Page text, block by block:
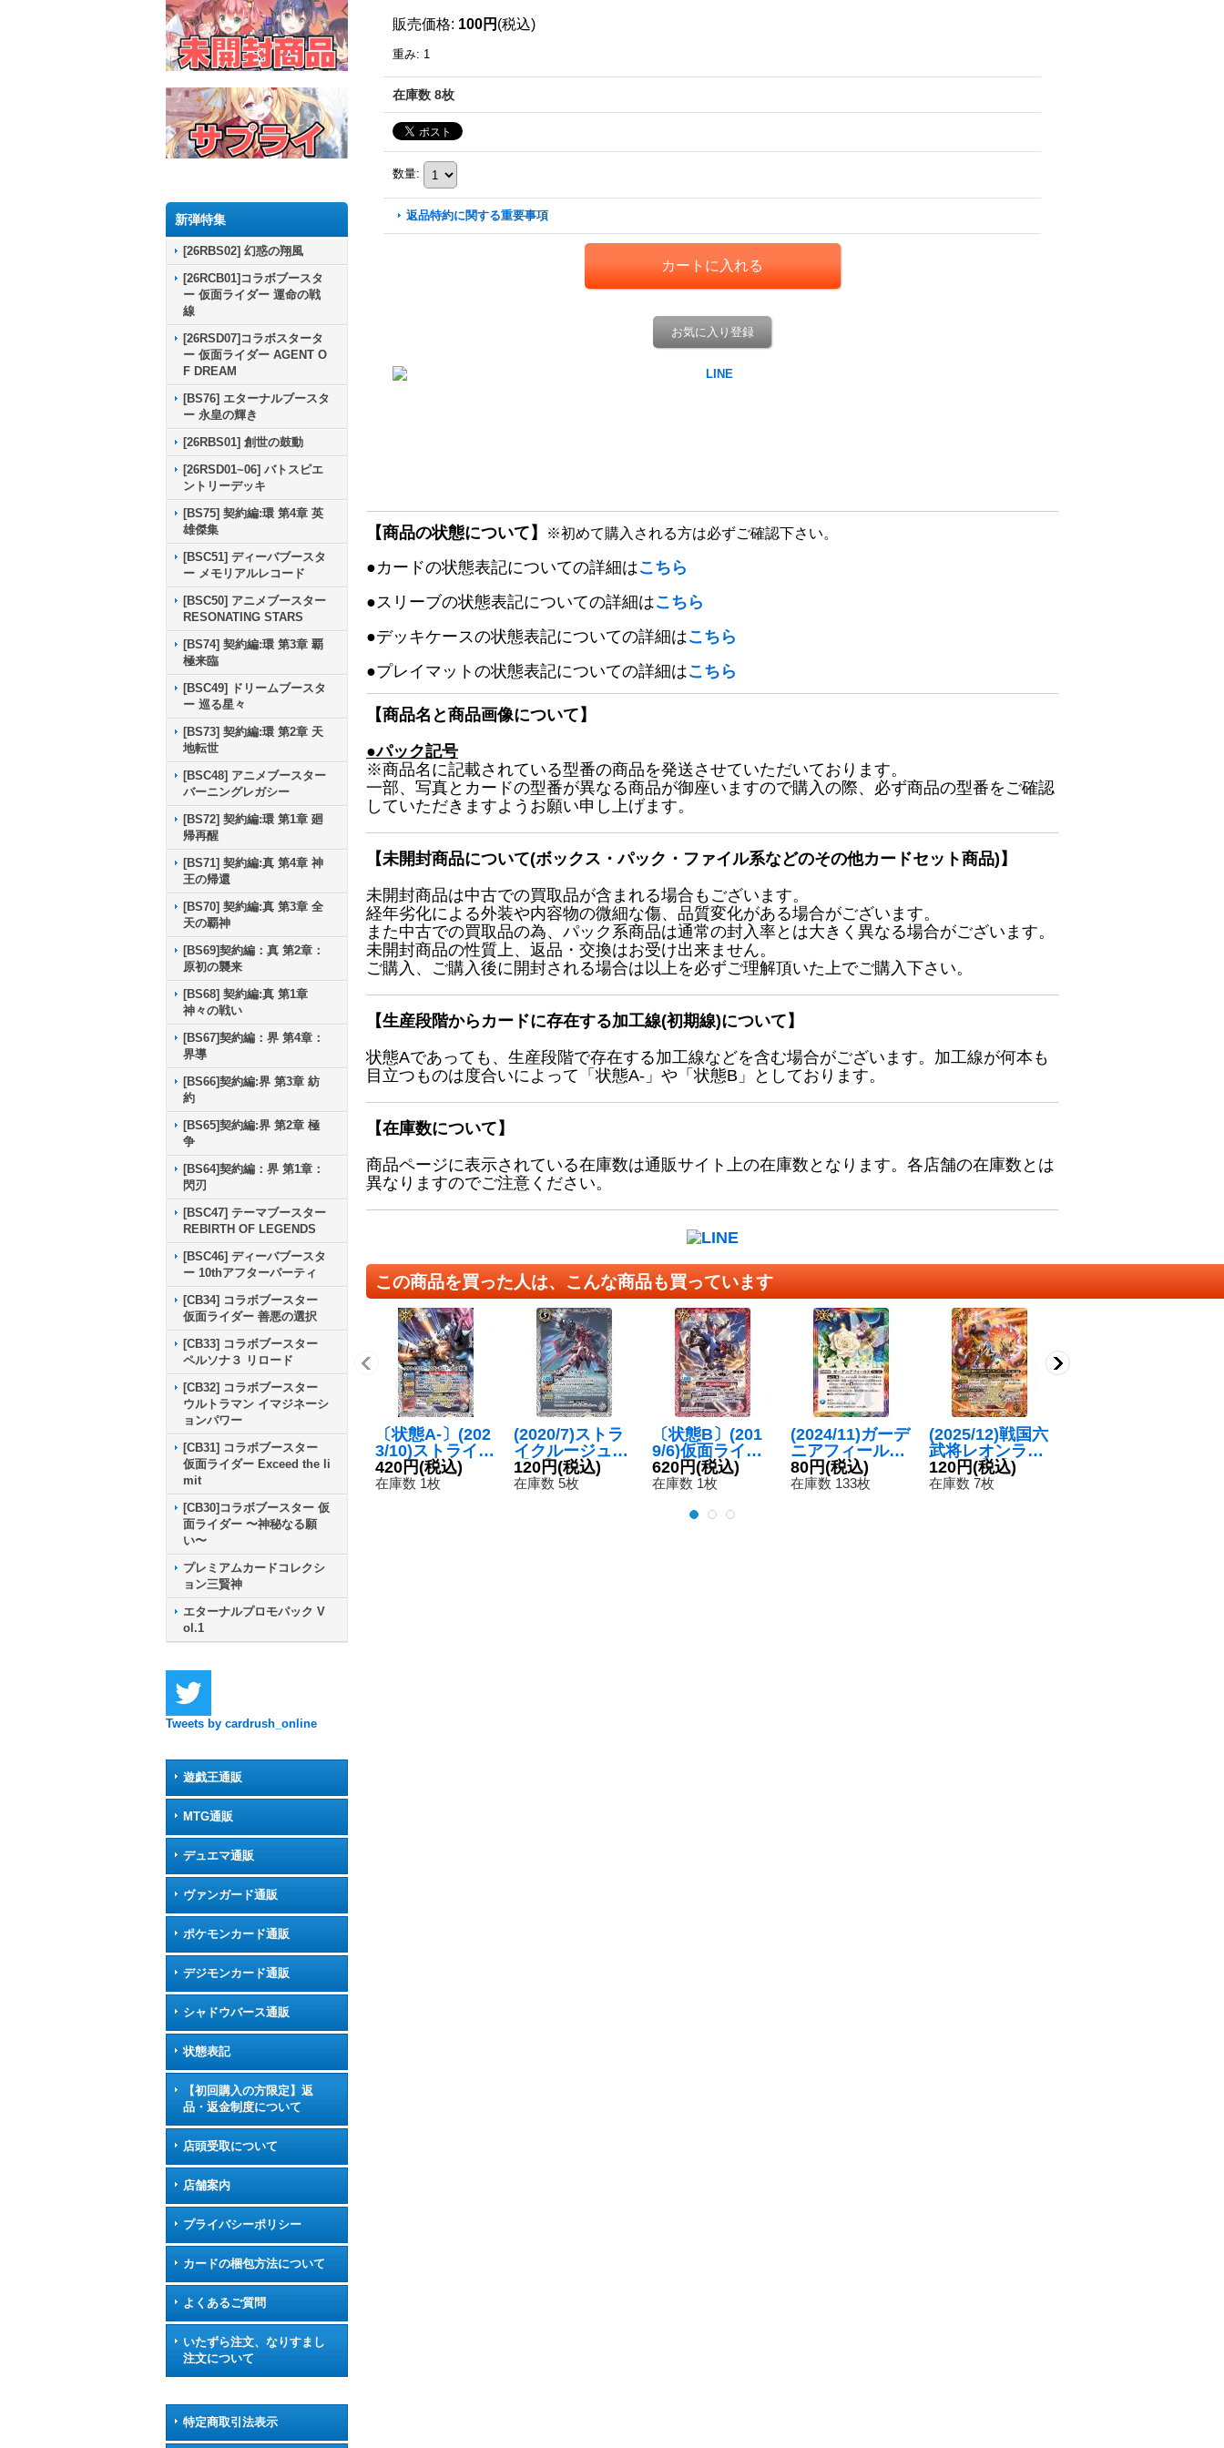
新弾特集
[26RBS02] 幻惑の翔風
[26RCB01]コラボブースタ
ー 仮面ライダー 運命の戦
線
[26RSD07]コラボスタータ
ー 仮面ライダー AGENT O
F DREAM
[BS76] エターナルブースタ
ー 永皇の輝き
[26RBS01] 創世の鼓動
[26RSD01~06] バトスピエ
ントリーデッキ
[BS75] 契約編:環 第4章 英
雄傑集
[BSC51] ディーバブースタ
ー メモリアルレコード
[BSC50] アニメブースター
RESONATING STARS
[BS74] 契約編:環 第3章 覇
極来臨
[BSC49] ドリームブースタ
ー 巡る星々
[BS73] 契約編:環 第2章 天
地転世
[BSC48] アニメブースター
バーニングレガシー
[BS72] 契約編:環 第1章 廻
帰再醒
[BS71] 契約編:真 第4章 神
王の帰還
[BS70] 契約編:真 第3章 全
天の覇神
[BS69]契約編：真 第2章：
原初の襲来
[BS68] 契約編:真 第1章
神々の戦い
[BS67]契約編：界 第4章：
界導
[BS66]契約編:界 第3章 紡
約
[BS65]契約編:界 第2章 極
争
[BS64]契約編：界 第1章：
閃刃
[BSC47] テーマブースター
REBIRTH OF LEGENDS
[BSC46] ディーバブースタ
ー 10thアフターパーティ
[CB34] コラボブースター
仮面ライダー 善悪の選択
[CB33] コラボブースター
ペルソナ３ リロード
[CB32] コラボブースター
ウルトラマン イマジネーシ
ョンパワー
[CB31] コラボブースター
仮面ライダー Exceed the li
mit
[CB30]コラボブースター 仮
面ライダー 〜神秘なる願
い〜
プレミアムカードコレクシ
ョン三賢神
エターナルプロモパック V
ol.1
Tweets by cardrush_online
遊戯王通販
MTG通販
デュエマ通販
ヴァンガード通販
ポケモンカード通販
デジモンカード通販
シャドウバース通販
状態表記
【初回購入の方限定】返
品・返金制度について
店頭受取について
店舗案内
プライバシーポリシー
カードの梱包方法について
よくあるご質問
いたずら注文、なりすまし
注文について
特定商取引法表示
販売価格: 100円 (税込)
重み: 1
在庫数 8枚
数量:
返品特約に関する重要事項
お気に入り登録
【商品の状態について】 ※初めて購入される方は必ずご確認下さい。
●カードの状態表記についての詳細はこちら
●スリーブの状態表記についての詳細はこちら
●デッキケースの状態表記についての詳細はこちら
●プレイマットの状態表記についての詳細はこちら
【商品名と商品画像について】
●パック記号
※商品名に記載されている型番の商品を発送させていただいております。
一部、写真とカードの型番が異なる商品が御座いますので購入の際、必ず商品の型番をご確認
していただきますようお願い申し上げます。
【未開封商品について(ボックス・パック・ファイル系などのその他カードセット商品)】
未開封商品は中古での買取品が含まれる場合もございます。
経年劣化による外装や内容物の微細な傷、品質変化がある場合がございます。
また中古での買取品の為、パック系商品は通常の封入率とは大きく異なる場合がございます。
未開封商品の性質上、返品・交換はお受け出来ません。
ご購入、ご購入後に開封される場合は以上を必ずご理解頂いた上でご購入下さい。
【生産段階からカードに存在する加工線(初期線)について】
状態Aであっても、生産段階で存在する加工線などを含む場合がございます。加工線が何本も
目立つものは度合いによって「状態A-」や「状態B」としております。
【在庫数について】
商品ページに表示されている在庫数は通販サイト上の在庫数となります。各店舗の在庫数とは
異なりますのでご注意ください。
この商品を買った人は、こんな商品も買っています
〔状態A-〕(202
3/10)ストライク
フリーダムガン
ダム[ミーティア
420円(税込)
在庫数 1枚
(2020/7)ストラ
イクルージュ
【M】{CB13-03
3}《白》
120円(税込)
在庫数 5枚
〔状態B〕(201
9/6)仮面ライダ
ーガタックハイ
パーフォーム
9}《赤》
620円(税込)
在庫数 1枚
(2024/11)ガーデ
ニアフィールド
(BSC44収録)
【R】{BS49-09
80円(税込)
在庫数 133枚
(2025/12)戦国六
武将レオンラン
サーX【X】{BS
74-X12}《赤》
120円(税込)
在庫数 7枚